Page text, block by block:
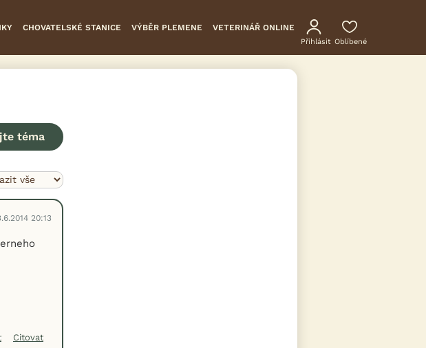
CHOVATELSKÉ STANICE VÝBĚR PLEMENE VETERINÁŘ ONLINE
Přihlásit Oblíbené
téma
20:13
Citovat